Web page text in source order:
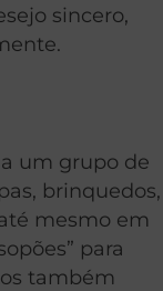
sincero,
um grupo de
brinquedos,
mesmo em
para
também